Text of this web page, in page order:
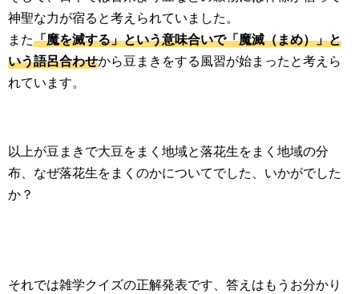
神聖な力が宿ると考えられていました。
また「魔を滅する」という意味合いで「魔滅（まめ）」と
いう語呂合わせから豆まきをする風習が始まったと考えら
れています。
以上が豆まきで大豆をまく地域と落花生をまく地域の分
布、なぜ落花生をまくのかについてでした、いかがでした
か？
それでは雑学クイズの正解発表です、答えはもうお分かり